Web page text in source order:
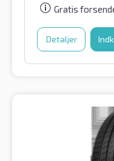
Gratis
Detaljer